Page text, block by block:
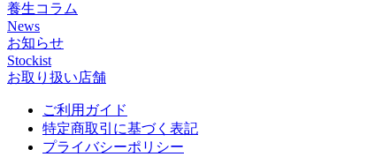
養生コラム
News
お知らせ
Stockist
お取り扱い店舗
ご利用ガイド
特定商取引に基づく表記
プライバシーポリシー